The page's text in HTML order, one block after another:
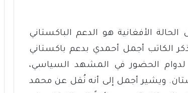
الأفغانية هو الدعم الباكستاني
الكاتب أجمل أحمدي بدعم باكستاني
لدوام الحضور في المشهد السياسي،
ويشير أجمل إلى أنه نُقل عن محمد